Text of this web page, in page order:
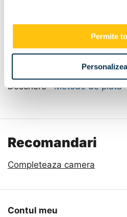
Permite
Descriere Metode de plata
Recomandari
Completeaza camera
Contul meu